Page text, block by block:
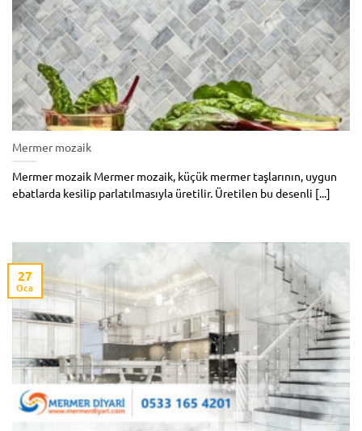
Mermer mozaik
Mermer mozaik Mermer mozaik, küçük mermer taşlarının, uygun
ebatlarda kesilip parlatılmasıyla üretilir. Üretilen bu desenli [...]
27
Oca